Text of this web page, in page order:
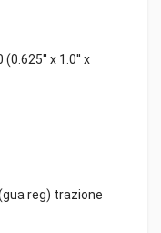
(0.625'' x 1.0'' x
reg) trazione